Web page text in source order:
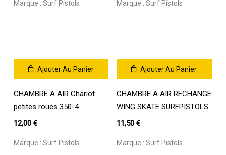
page
Marque : Surf Pistols Marque :Surf Pistols
Ajouter Au Panier
CHAMBRE A AIR Chariot
petites roues 350-4
12,00 €
Marque : Surf Pistols
Ajouter Au Panier
CHAMBRE A AIR RECHANGE
WING SKATE SURFPISTOLS
11,50€
Marque :Surf Pistols